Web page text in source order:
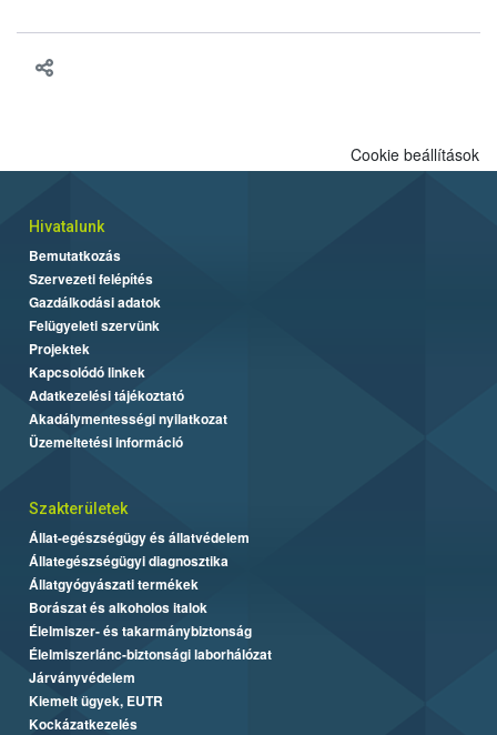
érésű szőlőkben is legyen lehetőség a károsító elleni további
felhasználók számára is elérhető és ökológiai termesztésben is
Cookie beállítások
Hivatalunk
Bemutatkozás
Szervezeti felépítés
Gazdálkodási adatok
Felügyeleti szervünk
Projektek
Kapcsolódó linkek
Adatkezelési tájékoztató
Akadálymentességi nyilatkozat
Üzemeltetési információ
Szakterületek
Állat-egészségügy és állatvédelem
Állategészségügyi diagnosztika
Állatgyógyászati termékek
Borászat és alkoholos italok
Élelmiszer- és takarmánybiztonság
Élelmiszerlánc-biztonsági laborhálózat
Járványvédelem
Kiemelt ügyek, EUTR
Kockázatkezelés